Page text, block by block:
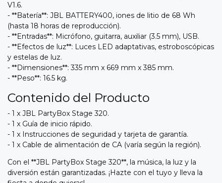
V1.6.
- **Batería**: JBL BATTERY400, iones de litio de 68 Wh
(hasta 18 horas de reproducción).
- **Entradas**: Micrófono, guitarra, auxiliar (3.5 mm), USB.
- **Efectos de luz**: Luces LED adaptativas, estroboscópicas
y estelas de luz.
- **Dimensiones**: 335 mm x 669 mm x 385 mm.
- **Peso**: 16.5 kg.
Contenido del Producto
- 1 x JBL PartyBox Stage 320.
- 1 x Guía de inicio rápido.
- 1 x Instrucciones de seguridad y tarjeta de garantía.
- 1 x Cable de alimentación de CA (varía según la región).
Con el **JBL PartyBox Stage 320**, la música, la luz y la
diversión están garantizadas. ¡Hazte con el tuyo y lleva la